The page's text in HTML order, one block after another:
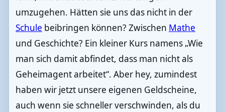
umzugehen. Hätten sie uns das nicht in der
Schule beibringen können? Zwischen Mathe
und Geschichte? Ein kleiner Kurs namens „Wie
man sich damit abfindet, dass man nicht als
Geheimagent arbeitet“. Aber hey, zumindest
haben wir jetzt unsere eigenen Geldscheine,
auch wenn sie schneller verschwinden, als du